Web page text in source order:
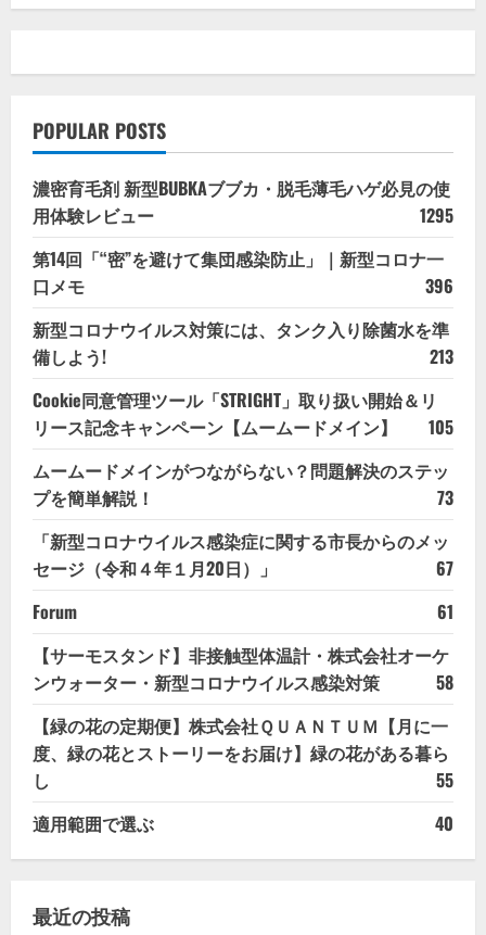
POPULAR POSTS
濃密育毛剤 新型BUBKAブブカ・脱毛薄毛ハゲ必見の使
用体験レビュー
1295
第14回「“密”を避けて集団感染防止」｜新型コロナ一
口メモ
396
新型コロナウイルス対策には、タンク入り除菌水を準
備しよう!
213
Cookie同意管理ツール「STRIGHT」取り扱い開始＆リ
リース記念キャンペーン【ムームードメイン】
105
ムームードメインがつながらない？問題解決のステッ
プを簡単解説！
73
「新型コロナウイルス感染症に関する市長からのメッ
セージ（令和４年１月20日）」
67
Forum
61
【サーモスタンド】非接触型体温計・株式会社オーケ
ンウォーター・新型コロナウイルス感染対策
58
【緑の花の定期便】株式会社ＱＵＡＮＴＵＭ【月に一
度、緑の花とストーリーをお届け】緑の花がある暮ら
し
55
適用範囲で選ぶ
40
最近の投稿